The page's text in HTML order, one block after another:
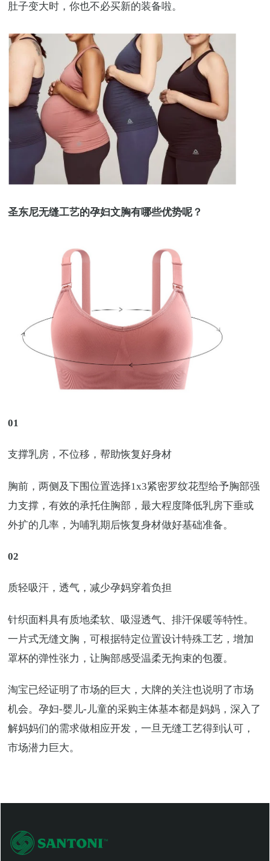
肚子变大时，你也不必买新的装备啦。
圣东尼无缝工艺的孕妇文胸有哪些优势呢？
01
支撑乳房，不位移，帮助恢复好身材
胸前，两侧及下围位置选择1x3紧密罗纹花型给予胸部强
力支撑，有效的承托住胸部，最大程度降低乳房下垂或
外扩的几率，为哺乳期后恢复身材做好基础准备。
02
质轻吸汗，透气，减少孕妈穿着负担
针织面料具有质地柔软、吸湿透气、排汗保暖等特性。
一片式无缝文胸，可根据特定位置设计特殊工艺，增加
罩杯的弹性张力，让胸部感受温柔无拘束的包覆。
淘宝已经证明了市场的巨大，大牌的关注也说明了市场
机会。孕妇-婴儿-儿童的采购主体基本都是妈妈，深入了
解妈妈们的需求做相应开发，一旦无缝工艺得到认可，
市场潜力巨大。